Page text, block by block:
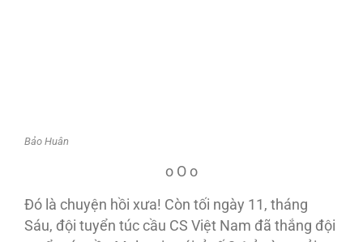
Bảo Huân
o O o
Ðó là chuyện hồi xưa! Còn tối ngày 11, tháng
Sáu, đội tuyển túc cầu CS Việt Nam đã thắng đội